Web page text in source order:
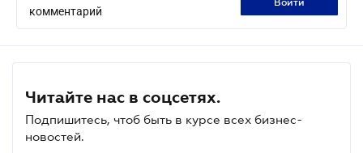
комментарий
войти
Читайте нас в соцсетях.
Подпишитесь, чтоб быть в курсе всех бизнес-
новостей.